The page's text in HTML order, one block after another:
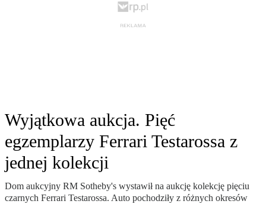
Wyjątkowa aukcja. Pięć
egzemplarzy Ferrari Testarossa z
jednej kolekcji
Dom aukcyjny RM Sotheby's wystawił na aukcję kolekcję pięciu
czarnych Ferrari Testarossa. Auto pochodziły z różnych okresów